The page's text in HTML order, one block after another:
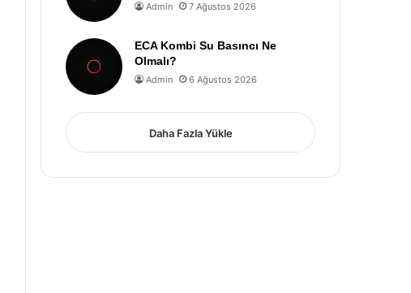
Admin 7 Ağustos 2026
ECA Kombi Su Basıncı Ne
Olmalı?
Admin 6 Ağustos 2026
Daha Fazla Yükle